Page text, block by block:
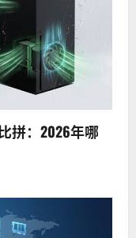
拼：2026年哪